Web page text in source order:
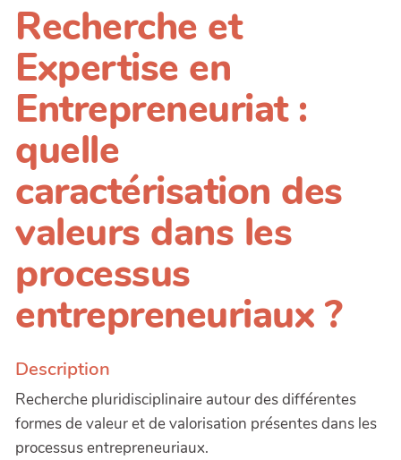
Recherche et
Expertise en
Entrepreneuriat :
quelle
caractérisation des
valeurs dans les
processus
entrepreneuriaux ?
Description
Recherche pluridisciplinaire autour des différentes
formes de valeur et de valorisation présentes dans les
processus entrepreneuriaux.